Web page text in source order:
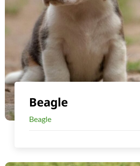
Beagle
Beagle